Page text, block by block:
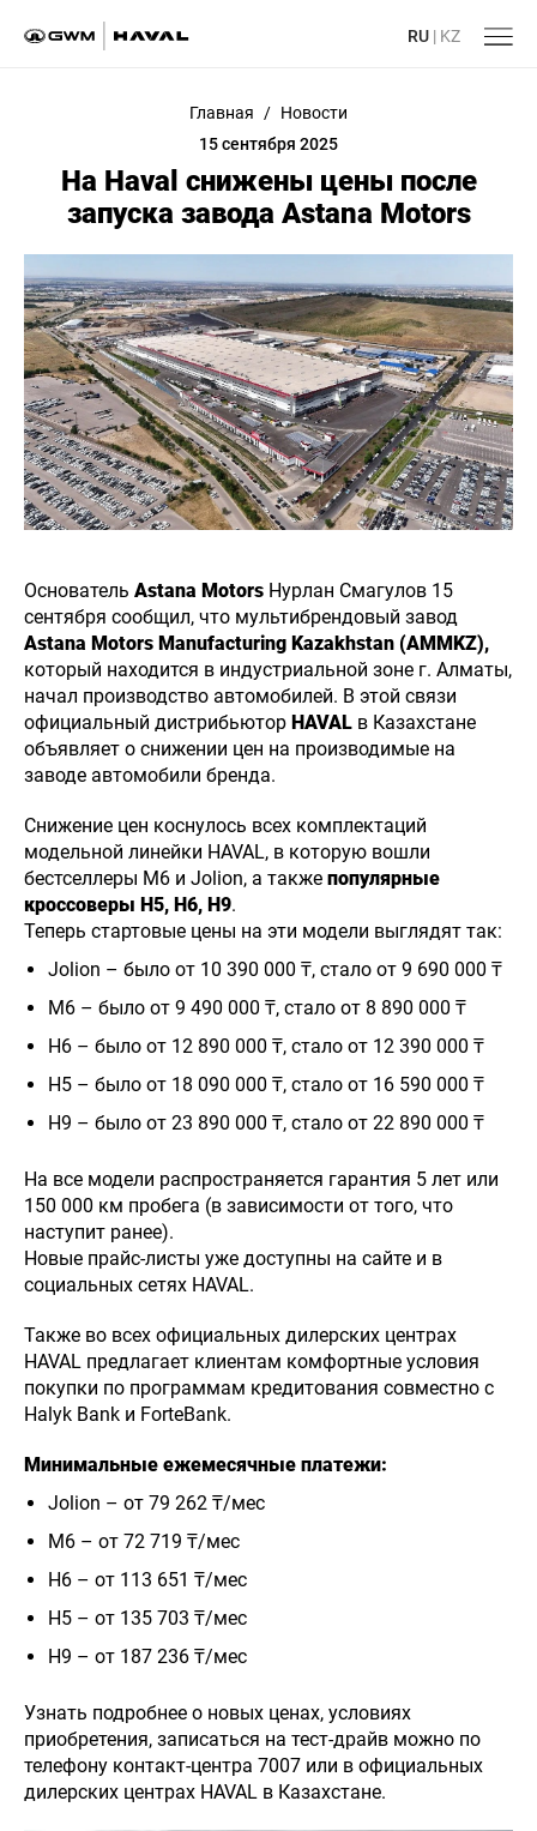
RU | KZ
Главная / Новости
15 сентября 2025
На Haval снижены цены после
запуска завода Astana Motors
Основатель Astana Motors Нурлан Смагулов 15
сентября сообщил, что мультибрендовый завод
Astana Motors Manufacturing Kazakhstan (AMMKZ),
который находится в индустриальной зоне г. Алматы,
начал производство автомобилей. В этой связи
официальный дистрибьютор HAVAL в Казахстане
объявляет о снижении цен на производимые на
заводе автомобили бренда.
Снижение цен коснулось всех комплектаций
модельной линейки HAVAL, в которую вошли
бестселлеры M6 и Jolion, а также популярные
кроссоверы H5, H6, H9.
Теперь стартовые цены на эти модели выглядят так:
Jolion – было от 10 390 000 ₸, стало от 9 690 000 ₸
M6 – было от 9 490 000 ₸, стало от 8 890 000 ₸
H6 – было от 12 890 000 ₸, стало от 12 390 000 ₸
H5 – было от 18 090 000 ₸, стало от 16 590 000 ₸
H9 – было от 23 890 000 ₸, стало от 22 890 000 ₸
На все модели распространяется гарантия 5 лет или
150 000 км пробега (в зависимости от того, что
наступит ранее).
Новые прайс-листы уже доступны на сайте и в
социальных сетях HAVAL.
Также во всех официальных дилерских центрах
HAVAL предлагает клиентам комфортные условия
покупки по программам кредитования совместно с
Halyk Bank и ForteBank.
Минимальные ежемесячные платежи:
Jolion – от 79 262 ₸/мес
M6 – от 72 719 ₸/мес
H6 – от 113 651 ₸/мес
H5 – от 135 703 ₸/мес
H9 – от 187 236 ₸/мес
Узнать подробнее о новых ценах, условиях
приобретения, записаться на тест-драйв можно по
телефону контакт-центра 7007 или в официальных
дилерских центрах HAVAL в Казахстане.